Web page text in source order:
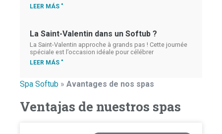
LEER MÁS "
La Saint-Valentin dans un Softub ?
La Saint-Valentin approche à grands pas ! Cette journée
spéciale est l’occasion idéale pour célébrer
LEER MÁS "
Spa Softub » Avantages de nos spas
Ventajas de nuestros spas